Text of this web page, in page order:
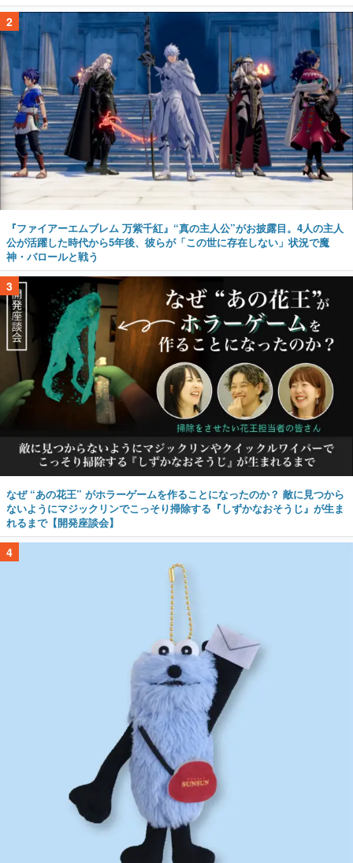
2
『ファイアーエムブレム 万紫千紅』“真の主人公”がお披露目。4人の主人
公が活躍した時代から5年後、彼らが「この世に存在しない」状況で魔
神・バロールと戦う
3
なぜ “あの花王” がホラーゲームを作ることになったのか？ 敵に見つから
ないようにマジックリンでこっそり掃除する『しずかなおそうじ』が生ま
れるまで【開発座談会】
4